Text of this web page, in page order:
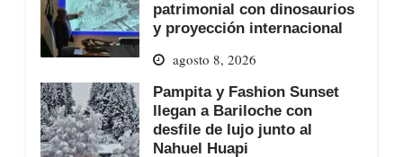
patrimonial con dinosaurios
y proyección internacional
agosto 8, 2026
Pampita y Fashion Sunset
llegan a Bariloche con
desfile de lujo junto al
Nahuel Huapi